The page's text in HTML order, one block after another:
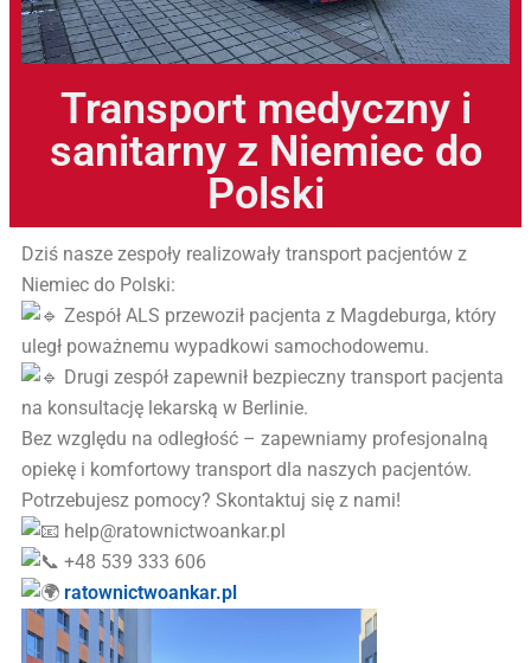
Transport medyczny i
sanitarny z Niemiec do
Polski
Dziś nasze zespoły realizowały transport pacjentów z
Niemiec do Polski:
Zespół ALS przewoził pacjenta z Magdeburga, który
uległ poważnemu wypadkowi samochodowemu.
Drugi zespół zapewnił bezpieczny transport pacjenta
na konsultację lekarską w Berlinie.
Bez względu na odległość – zapewniamy profesjonalną
opiekę i komfortowy transport dla naszych pacjentów.
Potrzebujesz pomocy? Skontaktuj się z nami!
help@ratownictwoankar.pl
+48 539 333 606
ratownictwoankar.pl